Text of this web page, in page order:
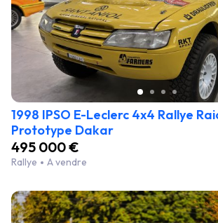
1998 IPSO E-Leclerc 4x4 Rallye
Prototype Dakar
495 000 €
Rallye A vendre